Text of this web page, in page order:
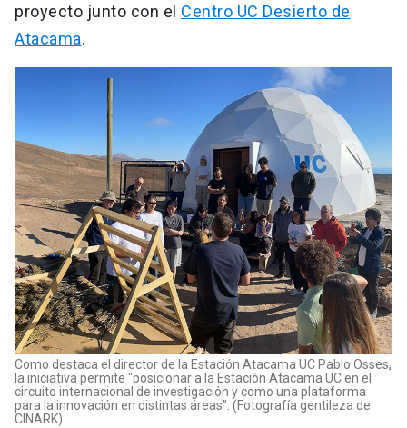
proyecto junto con el Centro UC Desierto de
Atacama.
Como destaca el director de la Estación Atacama UC Pablo Osses,
la iniciativa permite "posicionar a la Estación Atacama UC en el
circuito internacional de investigación y como una plataforma
para la innovación en distintas áreas”. (Fotografía gentileza de
CINARK)